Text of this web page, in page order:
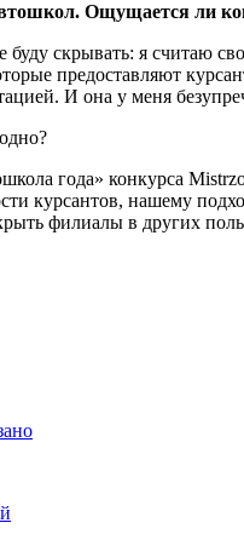
Ощущается ли
скрывать: я считаю
предоставляют
И она у меня
года» конкурса
курсантов, нашему
филиалы в других